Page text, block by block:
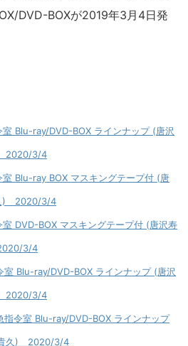
DVD-BOXが2019年3月4日発
Blu-ray/DVD-BOX ラインナップ (唐沢
2020/3/4
Blu-ray BOX マスキングテープ付 (唐
) 2020/3/4
DVD-BOX マスキングテープ付 (唐沢寿
3/4
Blu-ray/DVD-BOX ラインナップ (唐沢